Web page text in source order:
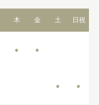
木 金 土 日祝
● ●
● ●